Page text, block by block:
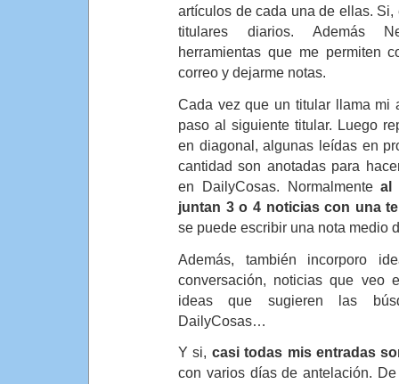
artículos de cada una de ellas.
titulares diarios. Además
herramientas que me permiten
correo y dejarme notas.
Cada vez que un titular llama mi
paso al siguiente titular. Luego
en diagonal, algunas leídas en
cantidad son anotadas para
en DailyCosas. Normalmenteal
juntan 3 o 4 noticias con una
se puede escribir una nota medio
Además, también incorporo
conversación, noticias que veo
ideas que sugieren las
DailyCosas…
Y si, casi todas mis entradas
con varios días de antelación.